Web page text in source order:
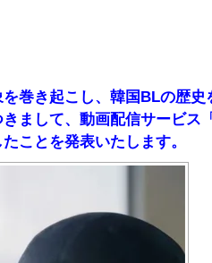
巻き起こし、韓国BLの歴史
まして、動画配信サービス
ことを発表いたします。